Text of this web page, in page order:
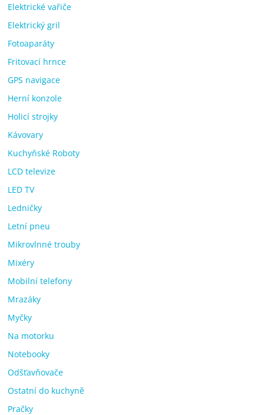
Elektrické vařiče
Elektrický gril
Fotoaparáty
Fritovací hrnce
GPS navigace
Herní konzole
Holicí strojky
Kávovary
Kuchyňské Roboty
LCD televize
LED TV
Ledničky
Letní pneu
Mikrovlnné trouby
Mixéry
Mobilní telefony
Mrazáky
Myčky
Na motorku
Notebooky
Odšťavňovače
Ostatní do kuchyně
Pračky